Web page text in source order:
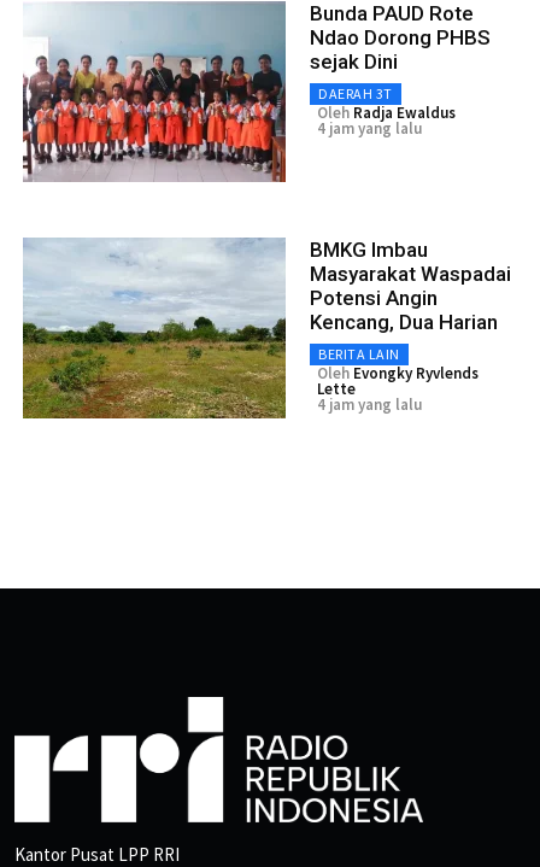
Bunda PAUD Rote
Ndao Dorong PHBS
sejak Dini
DAERAH 3T
Oleh Radja Ewaldus
4 jam yang lalu
BMKG Imbau
Masyarakat Waspadai
Potensi Angin
Kencang, Dua Harian
BERITA LAIN
Oleh Evongky Ryvlends
Lette
4 jam yang lalu
Kantor Pusat LPP RRI